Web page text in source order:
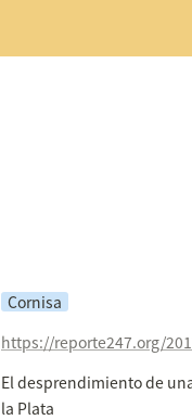
Cornisa
El desprendimiento de
la Plata